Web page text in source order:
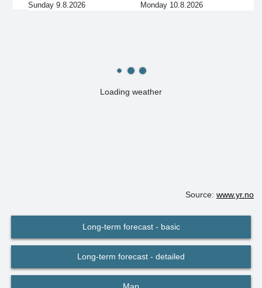
Loading weather
Sunday 9.8.2026 Monday 10.8.2026
Source: www.yr.no
Long-term forecast - basic
Long-term forecast - detailed